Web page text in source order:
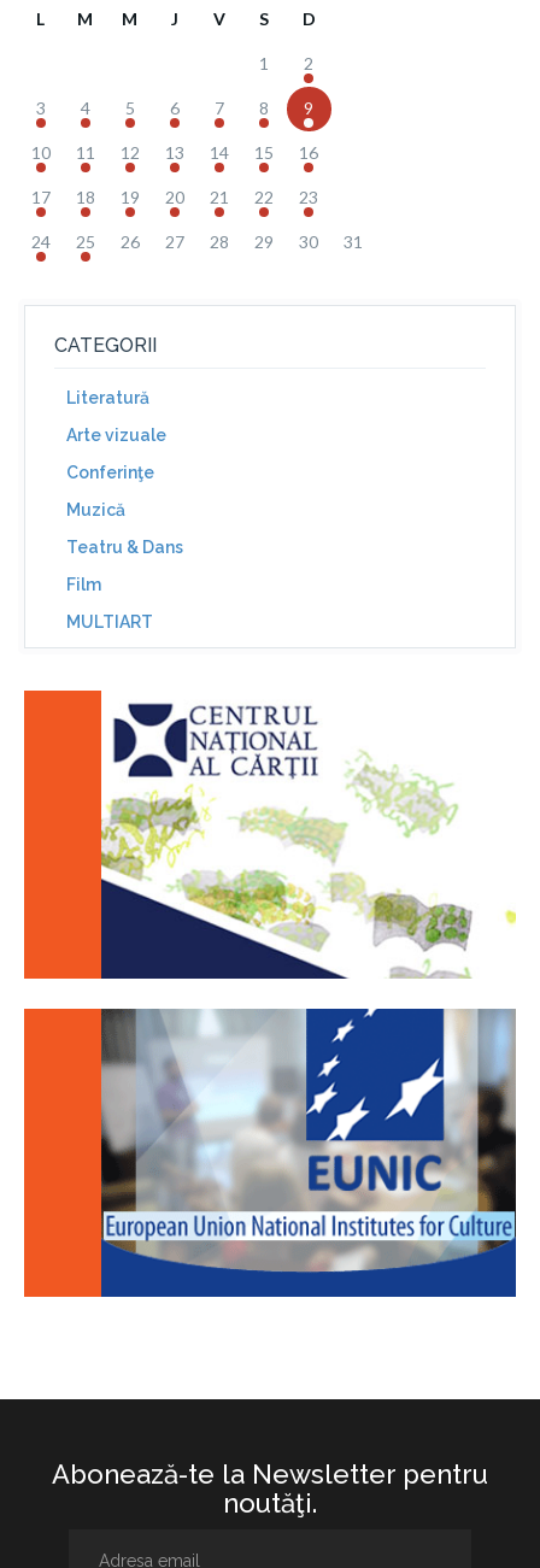
L M M J V S D
1 2
3 4 5 6 7 8 9
10 11 12 13 14 15 16
17 18 19 20 21 22 23
24 25 26 27 28 29 30 31
CATEGORII
Literatură
Arte vizuale
Conferinţe
Muzică
Teatru & Dans
Film
MULTIART
Abonează-te la Newsletter pentru
noutăţi.